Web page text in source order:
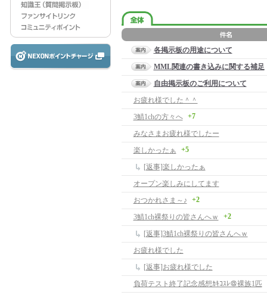
各掲示板の用途について
MML関連の書き込みに関する補足
自由掲示板のご利用について
お疲れ様でした＾＾
3鯖1chの方々へ
+7
みなさまお疲れ様でしたー
楽しかったぁ
+5
[返事]楽しかったぁ
オープン楽しみにしてます
おつかれさま～♪
+2
3鯖1ch裸祭りの皆さんへｗ +2
[返事]3鯖1ch裸祭りの皆さんへｗ
お疲れ様でした
[返事]お疲れ様でした
負荷テスト終了記念感想ｶｷｺｽﾚ＠裸族1匹